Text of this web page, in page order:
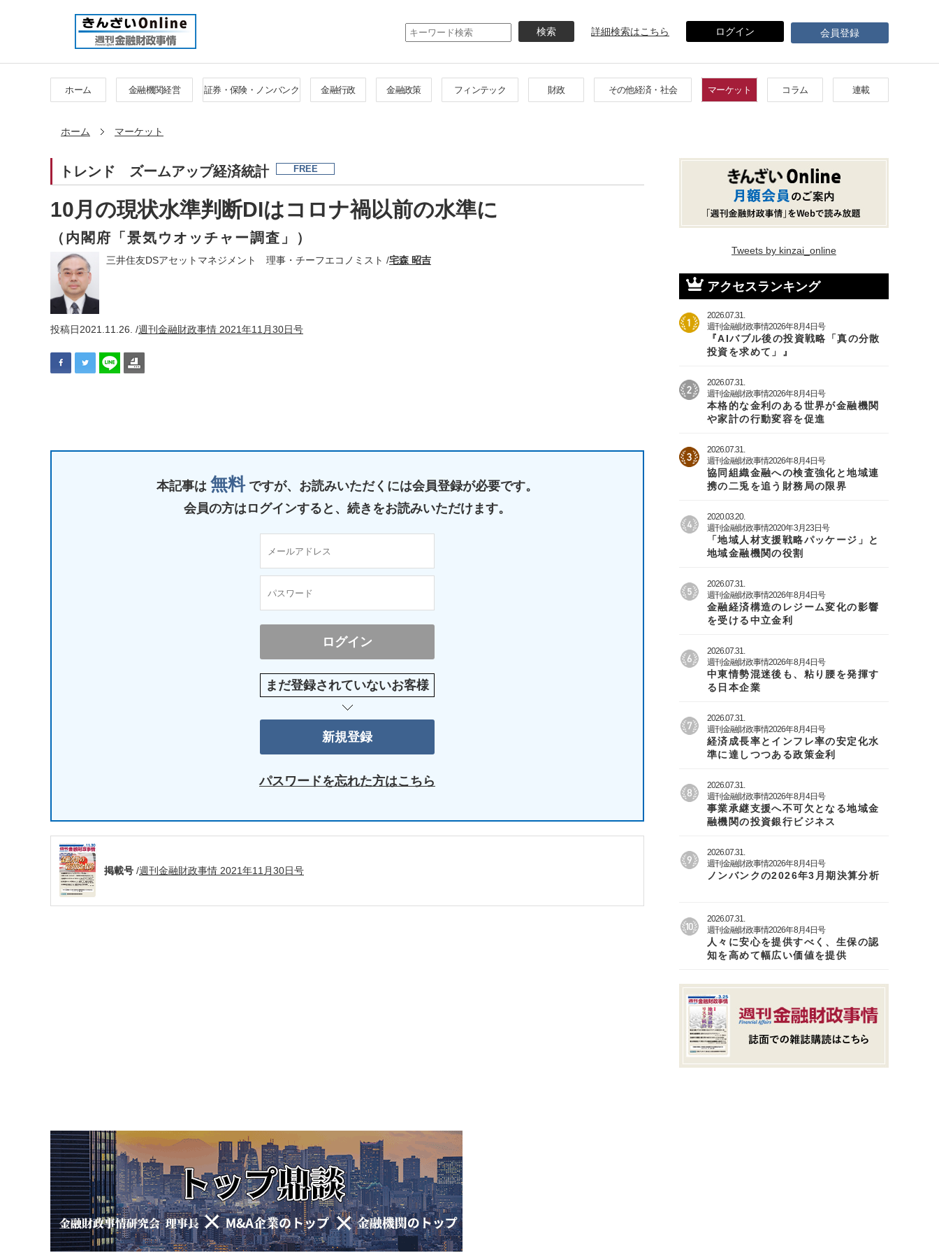
イ
ン
テ
ン
詳細検索はこちら ログイン 会員登録
ホーム 金融機関経営 証券・保険・ノンバンク 金融行政 金融政策 フィンテック 財政 その他経済・社会 マーケット コラム 連載
ホーム マーケット
トレンド ズームアップ経済統計 FREE
10月の現状水準判断DIはコロナ禍以前の水準に
（内閣府「景気ウオッチャー調査」）
三井住友DSアセットマネジメント 理事・チーフエコノミスト /宅森 昭吉
投稿日2021.11.26. /週刊金融財政事情 2021年11月30日号
本記事は 無料 ですが、 お読みいただくには会員登録が必要です。
会員の方はログインすると、 続きをお読みいただけます。
まだ登録されていないお客様
パスワードを忘れた方はこちら
掲載号 /週刊金融財政事情 2021年11月30日号
Tweets by kinzai_online
アクセスランキング
2026.07.31.
週刊金融財政事情2026年8月4日号
『AIバブル後の投資戦略「真の分散
投資を求めて」』
2026.07.31.
週刊金融財政事情2026年8月4日号
本格的な金利のある世界が金融機関
や家計の行動変容を促進
2026.07.31.
週刊金融財政事情2026年8月4日号
協同組織金融への検査強化と地域連
携の二兎を追う財務局の限界
2020.03.20.
週刊金融財政事情2020年3月23日号
「地域人材支援戦略パッケージ」と
地域金融機関の役割
2026.07.31.
週刊金融財政事情2026年8月4日号
金融経済構造のレジーム変化の影響
を受ける中立金利
2026.07.31.
週刊金融財政事情2026年8月4日号
中東情勢混迷後も、粘り腰を発揮す
る日本企業
2026.07.31.
週刊金融財政事情2026年8月4日号
経済成長率とインフレ率の安定化水
準に達しつつある政策金利
2026.07.31.
週刊金融財政事情2026年8月4日号
事業承継支援へ不可欠となる地域金
融機関の投資銀行ビジネス
2026.07.31.
週刊金融財政事情2026年8月4日号
ノンバンクの2026年3月期決算分析
2026.07.31.
週刊金融財政事情2026年8月4日号
人々に安心を提供すべく、生保の認
知を高めて幅広い価値を提供